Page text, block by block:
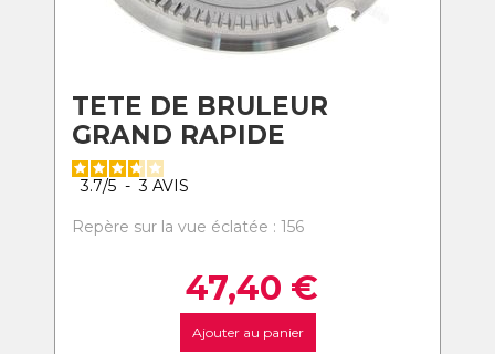
TETE DE BRULEUR
GRAND RAPIDE
3.7/5 - 3 AVIS
Repère sur la vue éclatée : 156
47,40 €
Ajouter au panier